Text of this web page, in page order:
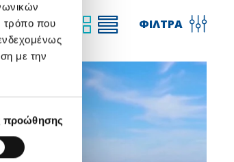
τρόπο που
με την
προώθησης
ΠΡΟΒΟΛΗ ΦΙΛΤΡΑ